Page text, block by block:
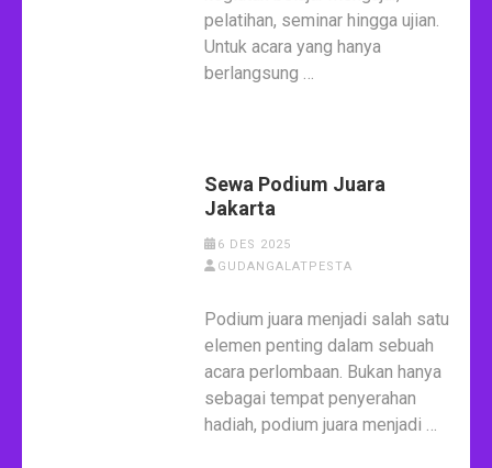
pelatihan, seminar hingga ujian.
Untuk acara yang hanya
berlangsung …
Sewa Podium Juara
Jakarta
6 DES 2025
GUDANGALATPESTA
Podium juara menjadi salah satu
elemen penting dalam sebuah
acara perlombaan. Bukan hanya
sebagai tempat penyerahan
hadiah, podium juara menjadi …